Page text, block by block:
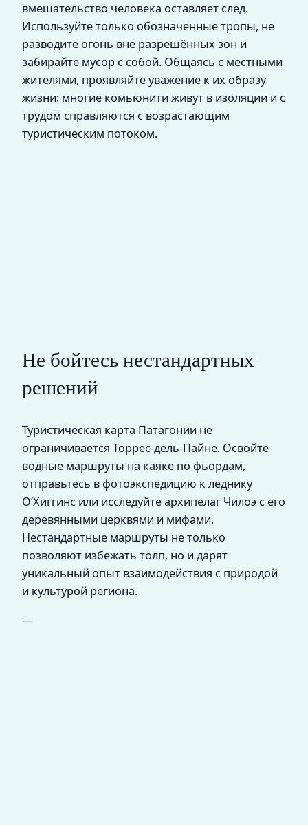
вмешательство человека оставляет след.
Используйте только обозначенные тропы, не
разводите огонь вне разрешённых зон и
забирайте мусор с собой. Общаясь с местными
жителями, проявляйте уважение к их образу
жизни: многие комьюнити живут в изоляции и с
трудом справляются с возрастающим
туристическим потоком.
Не бойтесь нестандартных
решений
Туристическая карта Патагонии не
ограничивается Торрес-дель-Пайне. Освойте
водные маршруты на каяке по фьордам,
отправьтесь в фотоэкспедицию к леднику
О’Хиггинс или исследуйте архипелаг Чилоэ с его
деревянными церквями и мифами.
Нестандартные маршруты не только
позволяют избежать толп, но и дарят
уникальный опыт взаимодействия с природой
и культурой региона.
—